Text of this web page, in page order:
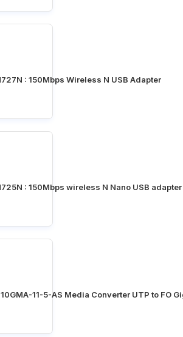
: 150Mbps Wireless N USB Adapter
: 150Mbps wireless N Nano USB adapter
11-5-AS Media Converter UTP to FO